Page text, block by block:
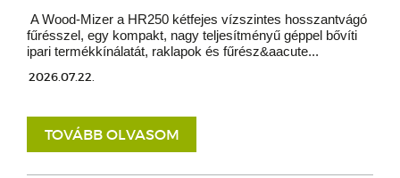
A Wood-Mizer a HR250 kétfejes vízszintes hosszantvágó
fűrésszel, egy kompakt, nagy teljesítményű géppel bővíti
ipari termékkínálatát, raklapok és fűrész&aacute...
2026.07.22.
TOVÁBB OLVASOM